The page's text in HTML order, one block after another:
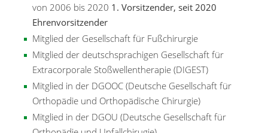
von 2006 bis 2020 1. Vorsitzender, seit 2020
Ehrenvorsitzender
Mitglied der Gesellschaft für Fußchirurgie
Mitglied der deutschsprachigen Gesellschaft für
Extracorporale Stoßwellentherapie (DIGEST)
Mitglied in der DGOOC (Deutsche Gesellschaft für
Orthopädie und Orthopädische Chirurgie)
Mitglied in der DGOU (Deutsche Gesellschaft für